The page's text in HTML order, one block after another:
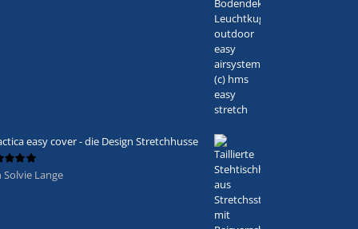
easy cover - die Design Stretchhusse
Solvie Lange